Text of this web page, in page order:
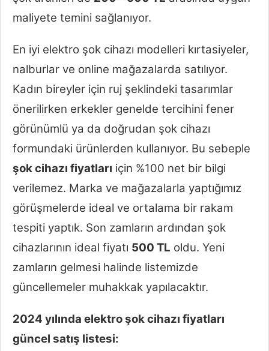
maliyete temini sağlanıyor.
En iyi elektro şok cihazı modelleri kırtasiyeler,
nalburlar ve online mağazalarda satılıyor.
Kadın bireyler için ruj şeklindeki tasarımlar
önerilirken erkekler genelde tercihini fener
görünümlü ya da doğrudan şok cihazı
formundaki ürünlerden kullanıyor. Bu sebeple
şok cihazı fiyatları için %100 net bir bilgi
verilemez. Marka ve mağazalarla yaptığımız
görüşmelerde ideal ve ortalama bir rakam
tespiti yaptık. Son zamların ardından şok
cihazlarının ideal fiyatı 500 TL oldu. Yeni
zamların gelmesi halinde listemizde
güncellemeler muhakkak yapılacaktır.
2024 yılında elektro şok cihazı fiyatları
güncel satış listesi: